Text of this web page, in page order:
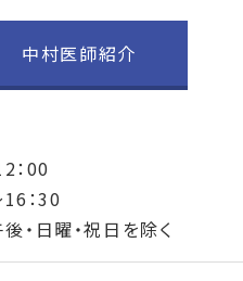
中村医師紹介
：00
：30
・日曜・祝日を除く